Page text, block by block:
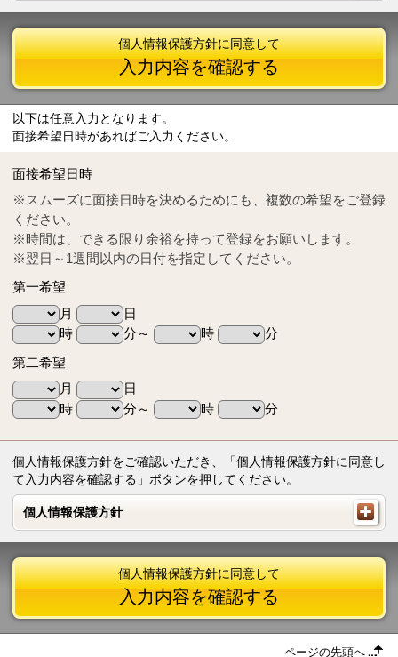
個人情報保護方針
Tel
0570-55-0314
個人情報保護方針に同意して
入力内容を確認する
以下は任意入力となります。
面接希望日時があればご入力ください。
面接希望日時
※スムーズに面接日時を決めるためにも、複数の希望をご登録
ください。
※時間は、できる限り余裕を持って登録をお願いします。
※翌日～1週間以内の日付を指定してください。
第一希望
月
日
時
分～ 時
分
第二希望
月
日
時
分～ 時 分
個人情報保護方針をご確認いただき、「個人情報保護方針に同意し
て入力内容を確認する」ボタンを押してください。
個人情報保護方針
個人情報保護方針
個人情報保護方針に同意して
入力内容を確認する
ページの先頭へ